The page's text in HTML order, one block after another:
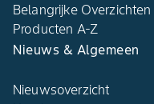
Belangrijke Overzichten
Producten A-Z
Nieuws & Algemeen
Nieuwsoverzicht